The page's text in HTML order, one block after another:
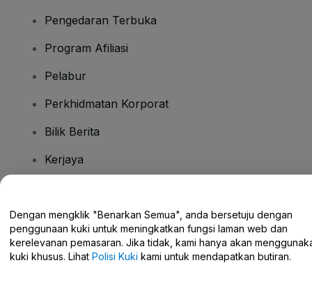
Pengedaran Terbuka
Program Afiliasi
Pelabur
Perkhidmatan Korporat
Bilik Berita
Kerjaya
Pusat Bantuan / Hubungi Kami
Dengan mengklik "Benarkan Semua", anda bersetuju dengan
penggunaan kuki untuk meningkatkan fungsi laman web dan
kerelevanan pemasaran. Jika tidak, kami hanya akan
kuki khusus. Lihat Polisi Kuki kami untuk mendapatkan butiran.